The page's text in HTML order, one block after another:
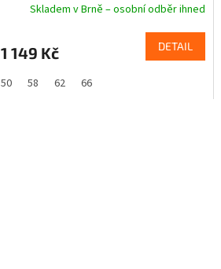
Skladem v Brně – osobní odběr ihned
1 149 Kč DETAIL
50 58 62 66